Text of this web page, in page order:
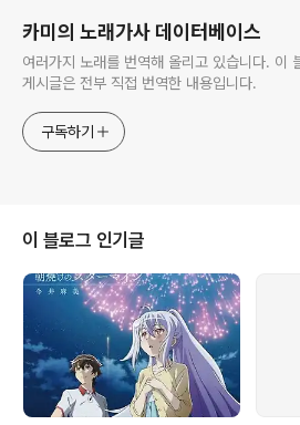
카미의 노래가사 데이터베이스
여러가지 노래를 번역해 올리고 있습니다. 이
게시글은 전부 직접 번역한 내용입니다.
구독하기
이 블로그 인기글